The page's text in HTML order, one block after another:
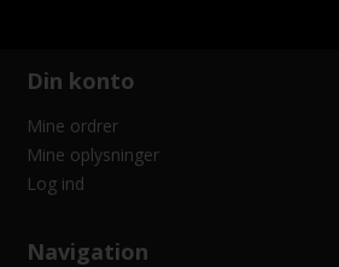
Din konto
Mine ordrer
Mine oplysninger
Log ind
Navigation